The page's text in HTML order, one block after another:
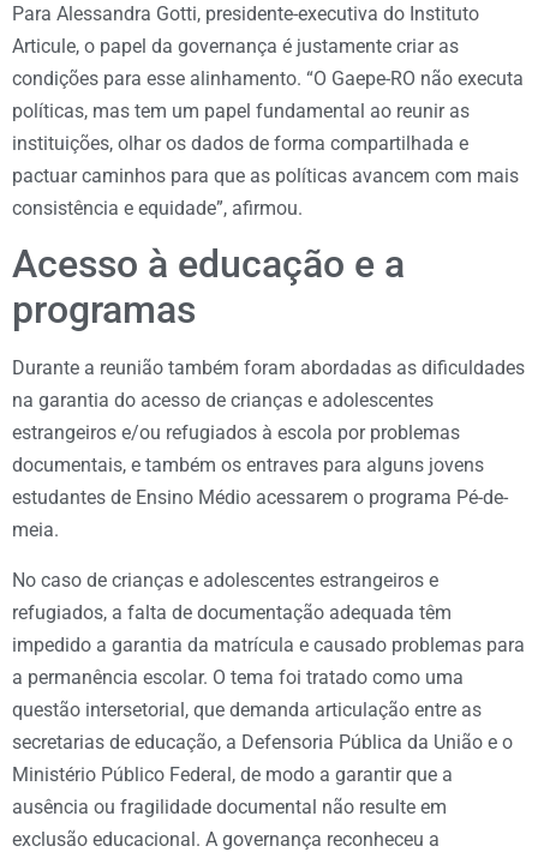
Para Alessandra Gotti, presidente-executiva do Instituto
Articule, o papel da governança é justamente criar as
condições para esse alinhamento. “O Gaepe-RO não executa
políticas, mas tem um papel fundamental ao reunir as
instituições, olhar os dados de forma compartilhada e
pactuar caminhos para que as políticas avancem com mais
consistência e equidade”, afirmou.
Acesso à educação e a
programas
Durante a reunião também foram abordadas as dificuldades
na garantia do acesso de crianças e adolescentes
estrangeiros e/ou refugiados à escola por problemas
documentais, e também os entraves para alguns jovens
estudantes de Ensino Médio acessarem o programa Pé-de-
meia.
No caso de crianças e adolescentes estrangeiros e
refugiados, a falta de documentação adequada têm
impedido a garantia da matrícula e causado problemas para
a permanência escolar. O tema foi tratado como uma
questão intersetorial, que demanda articulação entre as
secretarias de educação, a Defensoria Pública da União e o
Ministério Público Federal, de modo a garantir que a
ausência ou fragilidade documental não resulte em
exclusão educacional. A governança reconheceu a